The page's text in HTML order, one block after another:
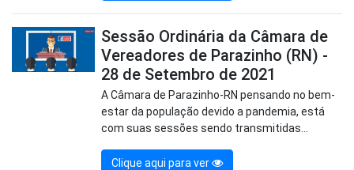
Sessão Ordinária da Câmara de
Vereadores de Parazinho (RN) -
28 de Setembro de 2021
A Câmara de Parazinho-RN pensando no bem-
estar da população devido a pandemia, está
com suas sessões sendo transmitidas...
Clique aqui para ver